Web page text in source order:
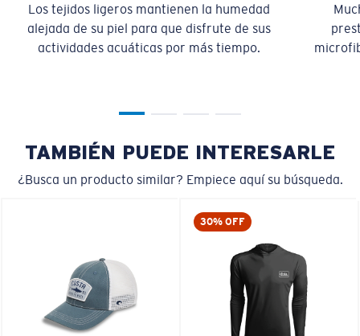
Los tejidos ligeros mantienen la humedad
alejada de su piel para que disfrute de sus
actividades acuáticas por más tiempo.
TAMBIÉN PUEDE INTERESARLE
¿Busca un producto similar? Empiece aquí su búsqueda.
30% OFF